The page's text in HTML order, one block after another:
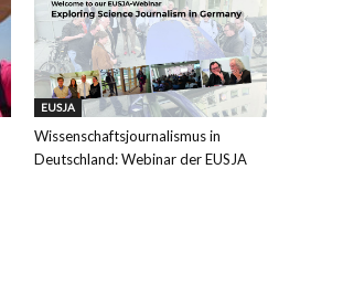
EUSJA
Wissenschaftsjournalismus in
Deutschland: Webinar der EUSJA